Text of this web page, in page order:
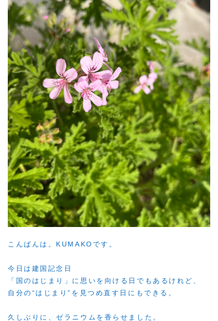
こんばんは。KUMAKOです。
今日は建国記念日
「国のはじまり」に思いを向ける日でもあるけれど、
自分の“はじまり”を見つめ直す日にもできる。
久しぶりに、ゼラニウムを香らせました。